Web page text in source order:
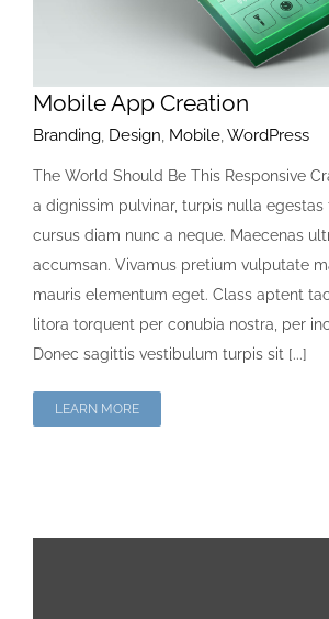
Mobile App Creation
Branding, Design, Mobile,WordPress
The World Should Be This Responsive
a dignissim pulvinar, turpis nulla egestas
cursus diam nunc a neque. Maecenas
accumsan. Vivamus pretium vulputate
mauris elementum eget. Class aptent
litora torquent per conubia nostra, per
Donec sagittis vestibulum turpis sit [...]
LEARN MORE